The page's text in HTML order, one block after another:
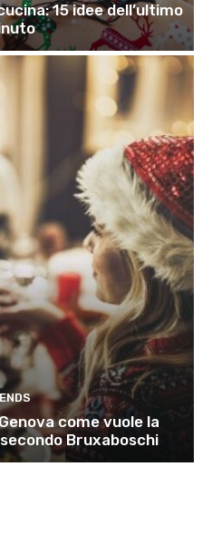
15 idee dell’ultimo
come vuole la
Bruxaboschi